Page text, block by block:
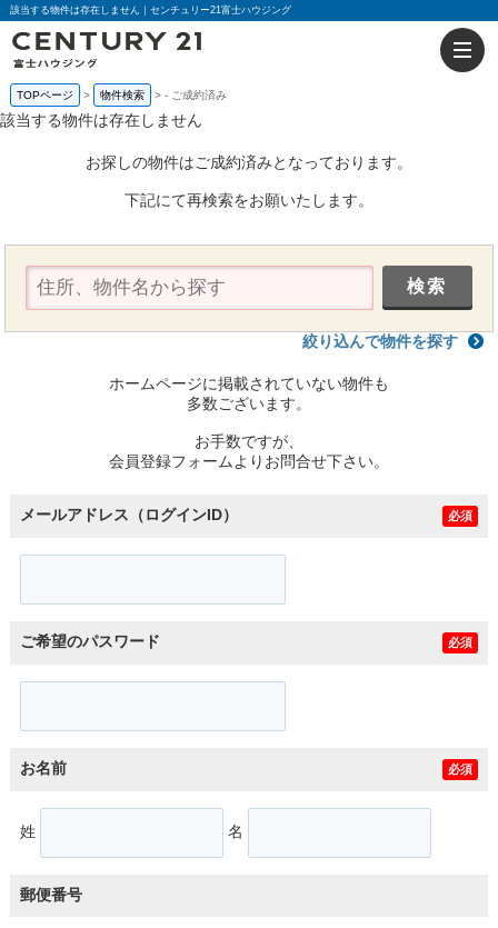
該当する物件は存在しません｜センチュリー21富士ハウジング
TOPページ 物件検索 - ご成約済み
該当する物件は存在しません
お探しの物件はご成約済みとなっております。
下記にて再検索をお願いたします。
絞り込んで物件を探す
ホームページに掲載されていない物件も
多数ございます。
お手数ですが、
会員登録フォームよりお問合せ下さい。
メールアドレス（ログインID） 必須
ご希望のパスワード 必須
お名前 必須
姓 名
郵便番号